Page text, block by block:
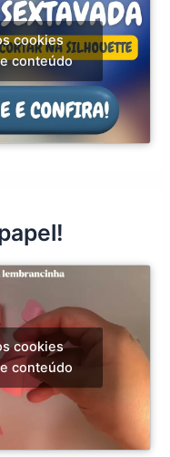
cookies
conteúdo
cookies
conteúdo